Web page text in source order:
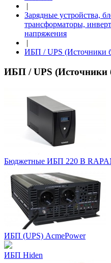
|
Зарядные устройства,
трансформаторы,
напряжения
|
ИБП / UPS (Источники
ИБП / UPS (Источники
Бюджетные ИБП 220 В
ИБП (UPS) AcmePower
ИБП Hiden